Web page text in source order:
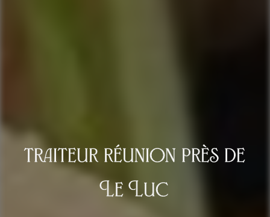
traiteur réunion près de
Le Luc